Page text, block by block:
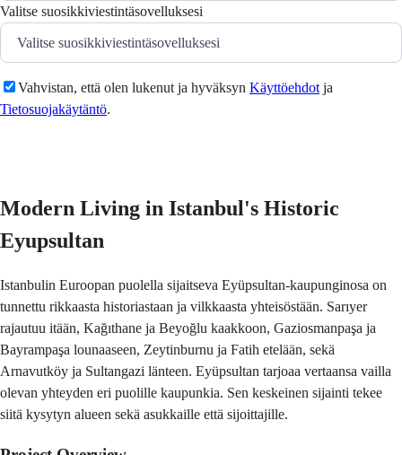
Valitse suosikkiviestintäsovelluksesi
Vahvistan, että olen lukenut ja hyväksyn Käyttöehdot ja
Tietosuojakäytäntö.
Modern Living in Istanbul's Historic
Eyupsultan
Istanbulin Euroopan puolella sijaitseva Eyüpsultan-kaupunginosa on
tunnettu rikkaasta historiastaan ja vilkkaasta yhteisöstään. Sarıyer
rajautuu itään, Kağıthane ja Beyoğlu kaakkoon, Gaziosmanpaşa ja
Bayrampaşa lounaaseen, Zeytinburnu ja Fatih etelään, sekä
Arnavutköy ja Sultangazi länteen. Eyüpsultan tarjoaa vertaansa vailla
olevan yhteyden eri puolille kaupunkia. Sen keskeinen sijainti tekee
siitä kysytyn alueen sekä asukkaille että sijoittajille.